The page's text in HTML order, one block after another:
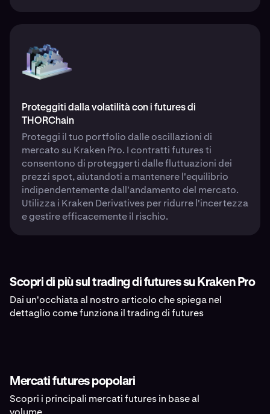
Proteggiti dalla volatilità con i futures di
THORChain
Proteggi il tuo portfolio dalle oscillazioni di
mercato su Kraken Pro. I contratti futures ti
consentono di proteggerti dalle fluttuazioni dei
prezzi spot, aiutandoti a mantenere l'equilibrio
indipendentemente dall'andamento del mercato.
Utilizza i Kraken Derivatives per ridurre l'incertezza
e gestire efficacemente il rischio.
Scopri di più sul trading di futures su Kraken Pro
Dai un'occhiata al nostro articolo che spiega nel
dettaglio come funziona il trading di futures
Mercati futures popolari
Scopri i principali mercati futures in base al